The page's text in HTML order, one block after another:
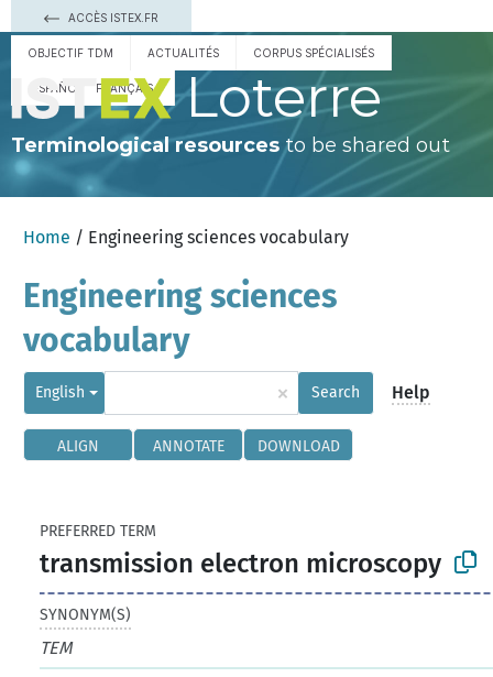
ACCÈS ISTEX.FR
OBJECTIF TDM ACTUALITÉS CORPUS SPÉCIALISÉS
ESPAÑOL FRANÇAIS Loterre
Terminological resourcesto be shared out
Home / Engineering sciences vocabulary
Engineering sciences
vocabulary
English × Search Help
ALIGN ANNOTATE DOWNLOAD
PREFERRED TERM
transmission electron microscopy
SYNONYM(S)
TEM